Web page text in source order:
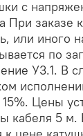
с
При заказе
или иного
по
У3.1. В
15%. Цены
кабеля 5 м.